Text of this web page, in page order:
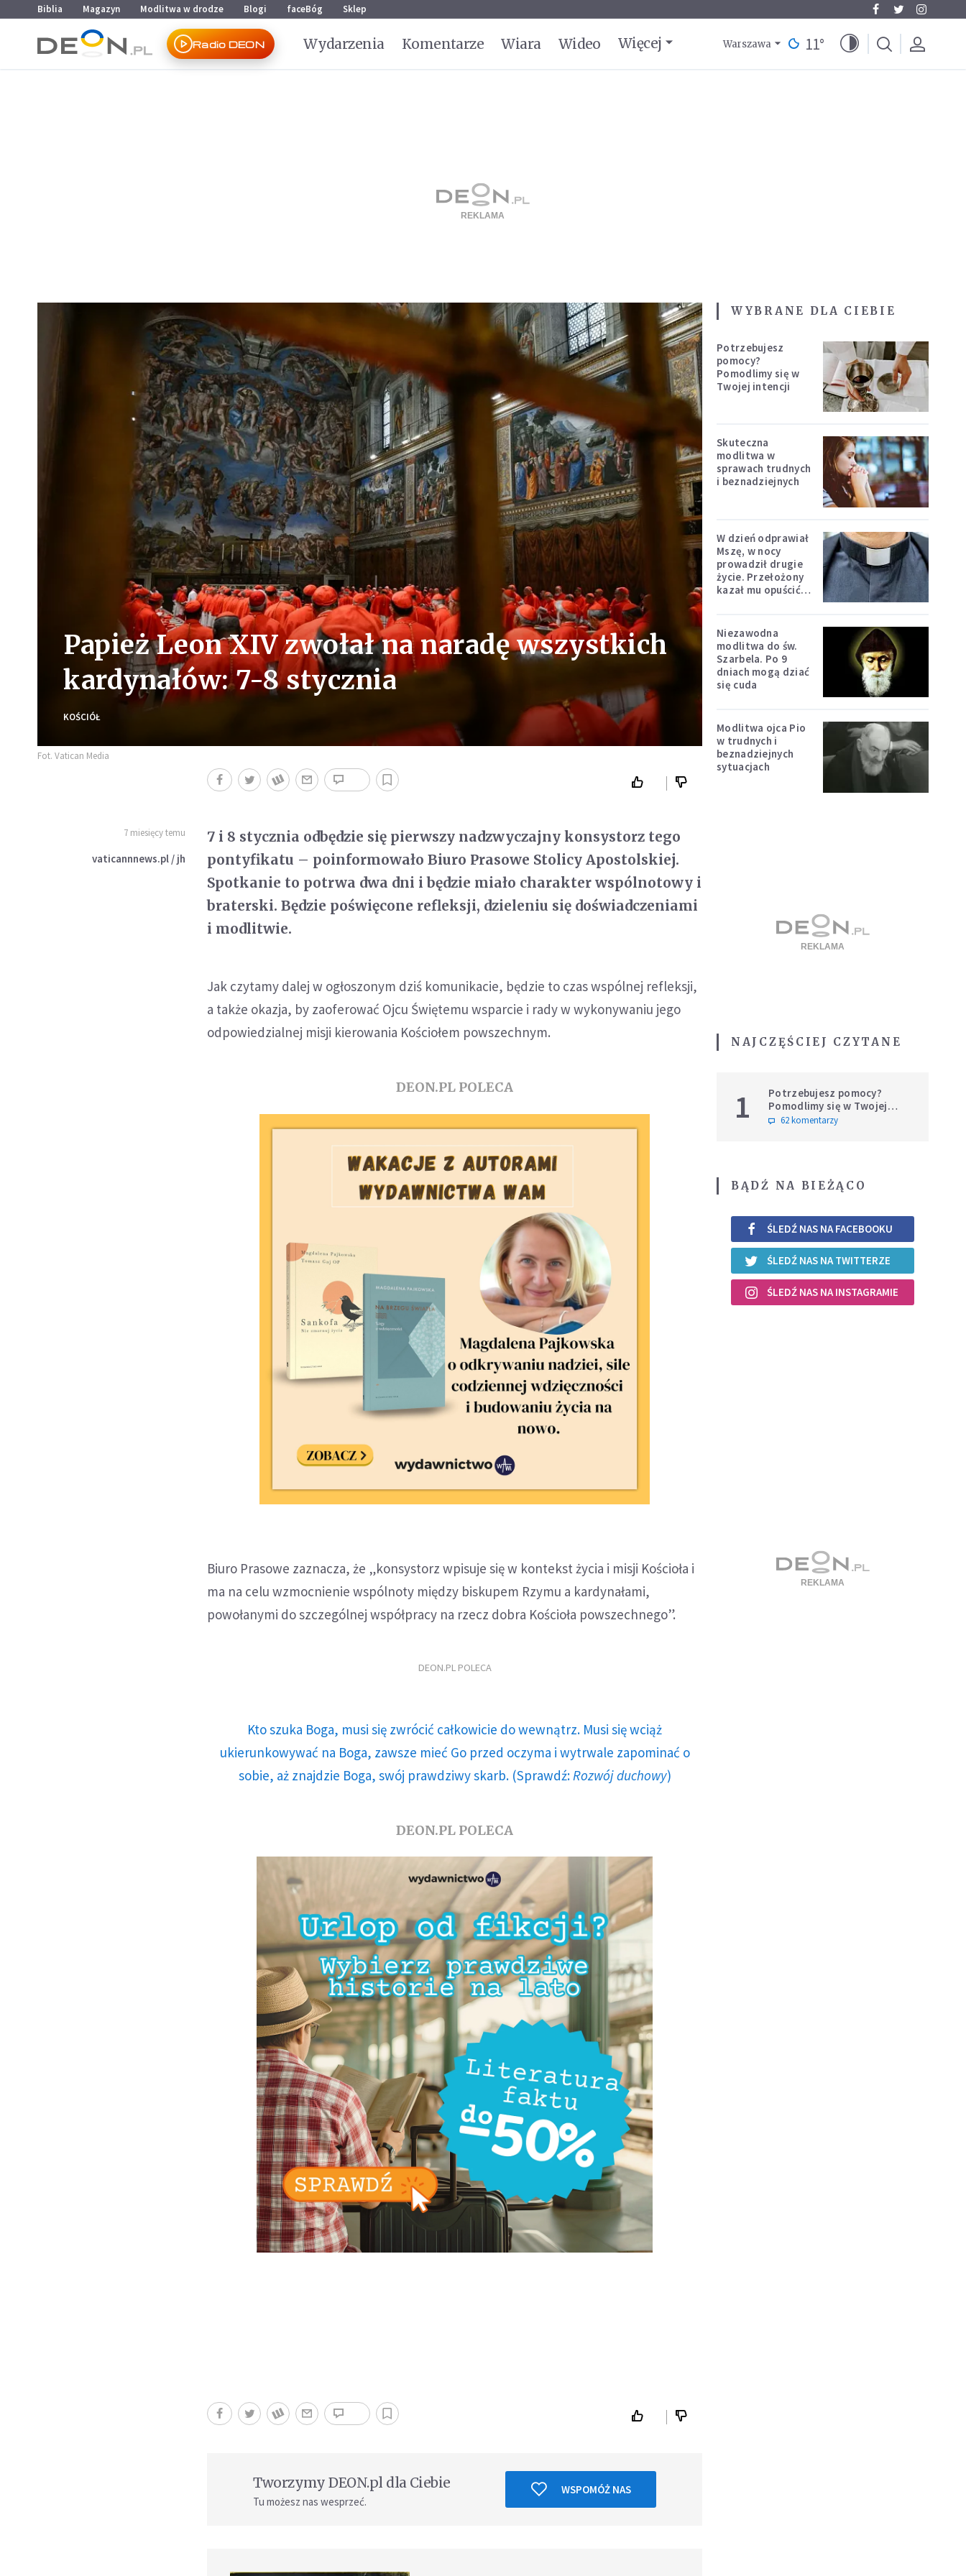
Przejdź do menu głównego
Przejdź do treści
Biblia Magazyn Modlitwa w drodze Blogi faceBóg Sklep
Radio DEON Wydarzenia Komentarze Wiara Wideo Więcej Warszawa 11°
Papież Leon XIV zwołał na naradę wszystkich
kardynałów: 7-8 stycznia
KOŚCIÓŁ
Fot. Vatican Media
7 miesięcy temu
vaticannnews.pl / jh
7 i 8 stycznia odbędzie się pierwszy nadzwyczajny konsystorz tego
pontyfikatu – poinformowało Biuro Prasowe Stolicy Apostolskiej.
Spotkanie to potrwa dwa dni i będzie miało charakter wspólnotowy i
braterski. Będzie poświęcone refleksji, dzieleniu się doświadczeniami
i modlitwie.
Jak czytamy dalej w ogłoszonym dziś komunikacie, będzie to czas wspólnej refleksji,
a także okazja, by zaoferować Ojcu Świętemu wsparcie i rady w wykonywaniu jego
odpowiedzialnej misji kierowania Kościołem powszechnym.
DEON.PL POLECA
Biuro Prasowe zaznacza, że „konsystorz wpisuje się w kontekst życia i misji Kościoła i
ma na celu wzmocnienie wspólnoty między biskupem Rzymu a kardynałami,
powołanymi do szczególnej współpracy na rzecz dobra Kościoła powszechnego”.
DEON.PL POLECA
Kto szuka Boga, musi się zwrócić całkowicie do wewnątrz. Musi się wciąż
ukierunkowywać na Boga, zawsze mieć Go przed oczyma i wytrwale zapominać o
sobie, aż znajdzie Boga, swój prawdziwy skarb. (Sprawdź: Rozwój duchowy)
DEON.PL POLECA
Tworzymy DEON.pl dla Ciebie
Tu możesz nas wesprzeć.
WSPOMÓŻ NAS
WYBRANE DLA CIEBIE
Potrzebujesz
pomocy?
Pomodlimy się w
Twojej intencji
Skuteczna
modlitwa w
sprawach trudnych
i beznadziejnych
W dzień odprawiał
Mszę, w nocy
prowadził drugie
życie. Przełożony
kazał mu opuścić
Niezawodna
modlitwa do św.
Szarbela. Po 9
dniach mogą dziać
się cuda
Modlitwa ojca Pio
w trudnych i
beznadziejnych
sytuacjach
NAJCZĘŚCIEJ CZYTANE
1
Potrzebujesz pomocy?
Pomodlimy się w Twojej
intencji
62 komentarzy
BĄDŹ NA BIEŻĄCO
ŚLEDŹ NAS NA FACEBOOKU
ŚLEDŹ NAS NA TWITTERZE
ŚLEDŹ NAS NA INSTAGRAMIE